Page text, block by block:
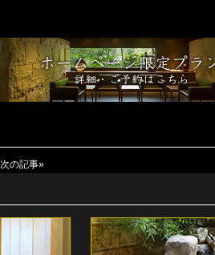
次の記事»